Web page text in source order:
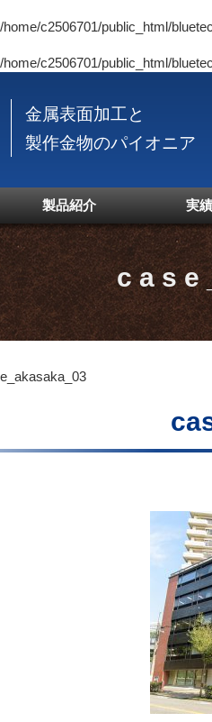
/home/c2506701/public_html/
/home/c2506701/public_html/
金属表面加工と
製作金物のパイオニア
製品紹介 実